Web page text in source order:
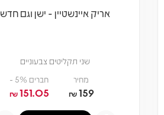
אריק איינשטיין - ישן וגם חדש
שני תקליטים צבעוניים
מחיר
159
₪
חברים 5% -
151.05
₪